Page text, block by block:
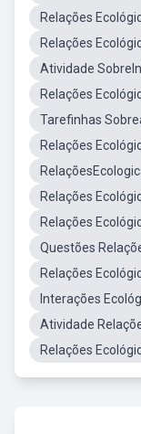
Relações
Relações
Atividade
Relações
Tarefinhas
Relações
Relações
Relações
Questões
Relações
Interações
Atividade
Relações